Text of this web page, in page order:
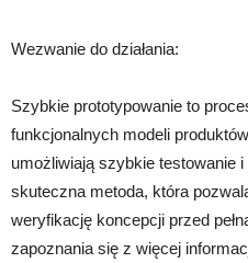
Wezwanie do działania:
Szybkie prototypowanie to
funkcjonalnych modeli
umożliwiają szybkie testowanie
skuteczna metoda, która
weryfikację koncepcji przed
zapoznania się z więcej